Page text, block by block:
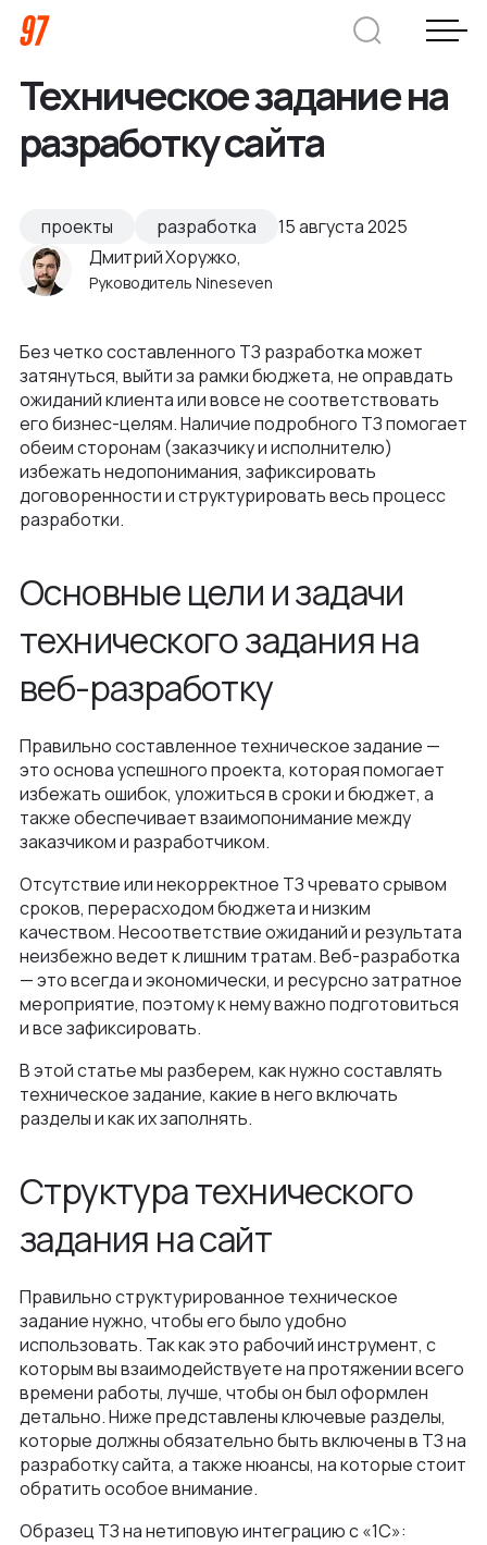
Дмитрий Хоружко
CEO Nineseven
Оставить заявку
Компания
О нас
Преимущества
Как мы ведем проекты
Политика конфиденциальности
Отзывы
Контакты
Услуги
Заказная веб-разработка
Интеграции и омниканальность
UX\UI-дизайн и проектирование
Платформа e-commerce на Laravel
Разработка на 1С‑Битрикс
Интернет-магазин для селлеров WB и Ozon
Отрасли
Автодилеры
Контакты
+375 (29) 32-78-146
info@nineseven.ru
Москва, 2-я Тверская-Ямская 18, помещ.
7/2
Техническое задание на
разработку сайта
проекты разработка
15 августа 2025
Дмитрий Хоружко,
Руководитель Nineseven
Без четко составленного ТЗ разработка может
затянуться, выйти за рамки бюджета, не оправдать
ожиданий клиента или вовсе не соответствовать
его бизнес-целям. Наличие подробного ТЗ помогает
обеим сторонам (заказчику и исполнителю)
избежать недопонимания, зафиксировать
договоренности и структурировать весь процесс
разработки.
Основные цели и задачи
технического задания на
веб-разработку
Правильно составленное техническое задание —
это основа успешного проекта, которая помогает
избежать ошибок, уложиться в сроки и бюджет, а
также обеспечивает взаимопонимание между
заказчиком и разработчиком.
Отсутствие или некорректное ТЗ чревато срывом
сроков, перерасходом бюджета и низким
качеством. Несоответствие ожиданий и результата
неизбежно ведет к лишним тратам. Веб-разработка
— это всегда и экономически, и ресурсно затратное
мероприятие, поэтому к нему важно подготовиться
и все зафиксировать.
В этой статье мы разберем, как нужно составлять
техническое задание, какие в него включать
разделы и как их заполнять.
Структура технического
задания на сайт
Правильно структурированное техническое
задание нужно, чтобы его было удобно
использовать. Так как это рабочий инструмент, с
которым вы взаимодействуете на протяжении всего
времени работы, лучше, чтобы он был оформлен
детально. Ниже представлены ключевые разделы,
которые должны обязательно быть включены в ТЗ на
разработку сайта, а также нюансы, на которые стоит
обратить особое внимание.
Образец ТЗ на нетиповую интеграцию с «1С»: